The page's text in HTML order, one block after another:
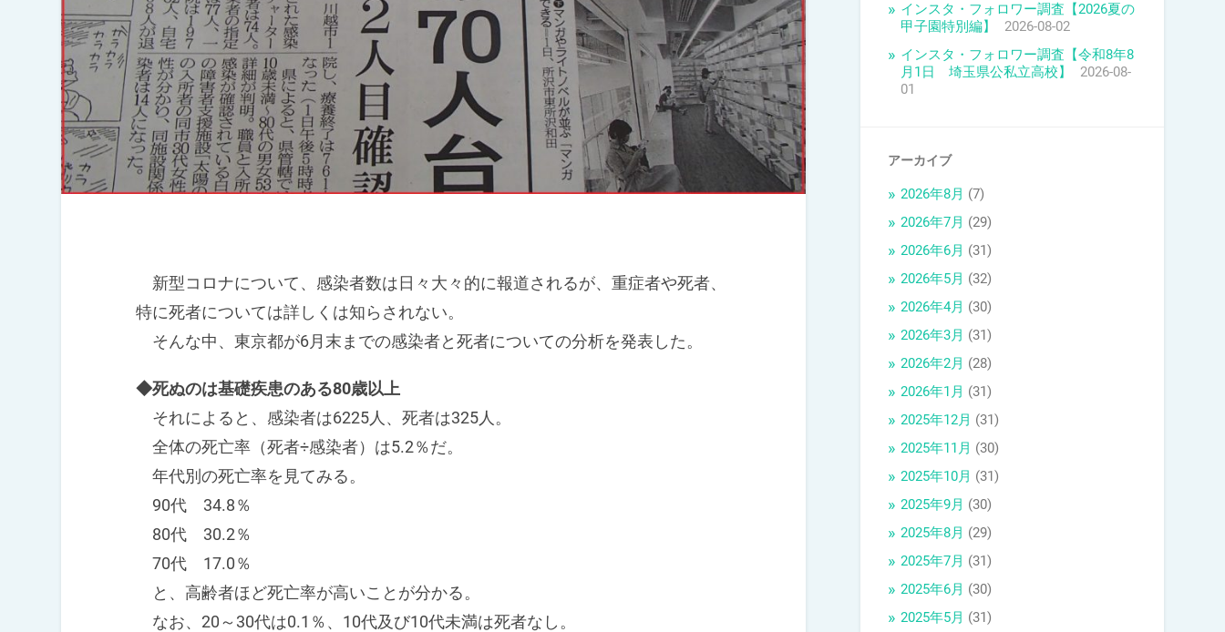
新型コロナについて、感染者数は日々大々的に報道されるが、重症者や死者、
特に死者については詳しくは知らされない。
そんな中、東京都が6月末までの感染者と死者についての分析を発表した。
◆死ぬのは基礎疾患のある80歳以上
それによると、感染者は6225人、死者は325人。
全体の死亡率（死者÷感染者）は5.2％だ。
年代別の死亡率を見てみる。
90代 34.8％
80代 30.2％
70代 17.0％
と、高齢者ほど死亡率が高いことが分かる。
なお、20～30代は0.1％、10代及び10代未満は死者なし。
インスタ・フォロワー調査【2026夏の
甲子園特別編】
2026-08-02
インスタ・フォロワー調査【令和8年8
月1日 埼玉県公私立高校】
2026-08-
01
アーカイブ
2026年8月 (7)
2026年7月 (29)
2026年6月 (31)
2026年5月 (32)
2026年4月 (30)
2026年3月 (31)
2026年2月 (28)
2026年1月 (31)
2025年12月 (31)
2025年11月 (30)
2025年10月 (31)
2025年9月 (30)
2025年8月 (29)
2025年7月 (31)
2025年6月 (30)
2025年5月 (31)